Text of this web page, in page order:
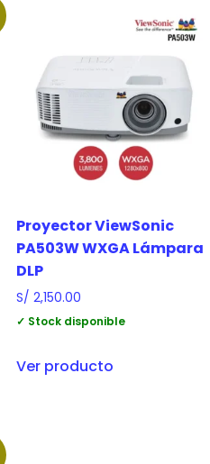
Proyector ViewSonic
PA503W WXGA Lámpara
DLP
S/ 2,150.00
✓ Stock disponible
Ver producto